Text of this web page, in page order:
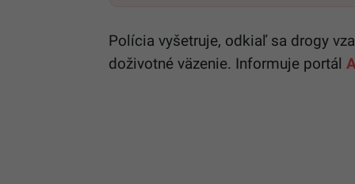
Polícia vyšetruje, odkiaľ sa drogy
doživotné väzenie. Informuje portál